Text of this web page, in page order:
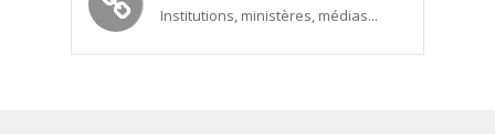
Institutions, ministères, médias...